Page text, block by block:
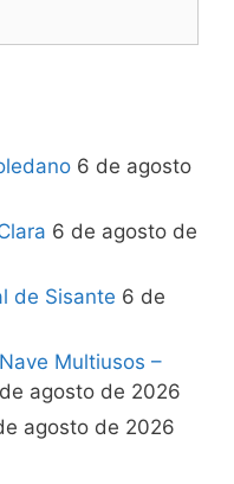
6 de agosto
6 de agosto de
de Sisante 6 de
Multiusos –
agosto de 2026
agosto de 2026